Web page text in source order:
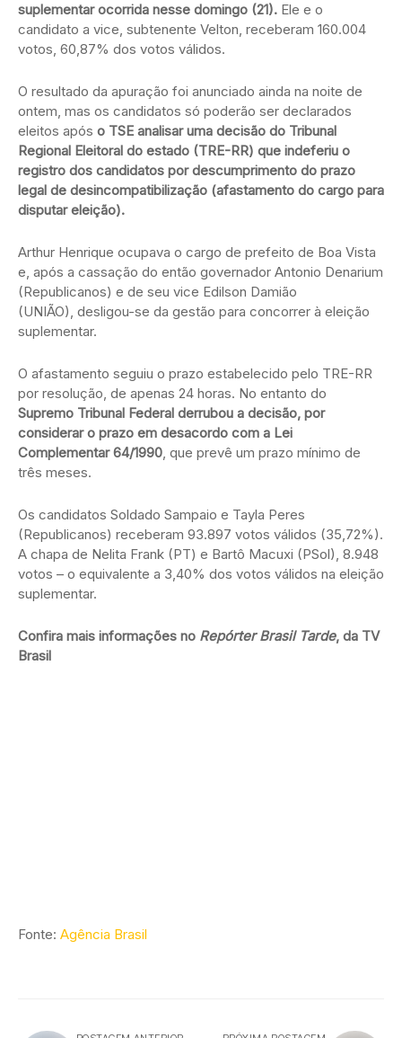
suplementar ocorrida nesse domingo (21). Ele e o
candidato a vice, subtenente Velton, receberam 160.004
votos, 60,87% dos votos válidos.
O resultado da apuração foi anunciado ainda na noite de
ontem, mas os candidatos só poderão ser declarados
eleitos após o TSE analisar uma decisão do Tribunal
Regional Eleitoral do estado (TRE-RR) que indeferiu o
registro dos candidatos por descumprimento do prazo
legal de desincompatibilização (afastamento do cargo para
disputar eleição).
Arthur Henrique ocupava o cargo de prefeito de Boa Vista
e, após a cassação do então governador Antonio Denarium
(Republicanos) e de seu vice Edilson Damião
(UNIÃO), desligou-se da gestão para concorrer à eleição
suplementar.
O afastamento seguiu o prazo estabelecido pelo TRE-RR
por resolução, de apenas 24 horas. No entanto do
Supremo Tribunal Federal derrubou a decisão, por
considerar o prazo em desacordo com a Lei
Complementar 64/1990, que prevê um prazo mínimo de
três meses.
Os candidatos Soldado Sampaio e Tayla Peres
(Republicanos) receberam 93.897 votos válidos (35,72%).
A chapa de Nelita Frank (PT) e Bartô Macuxi (PSol), 8.948
votos – o equivalente a 3,40% dos votos válidos na eleição
suplementar.
Confira mais informações no Repórter Brasil Tarde, da TV
Brasil
Fonte: Agência Brasil